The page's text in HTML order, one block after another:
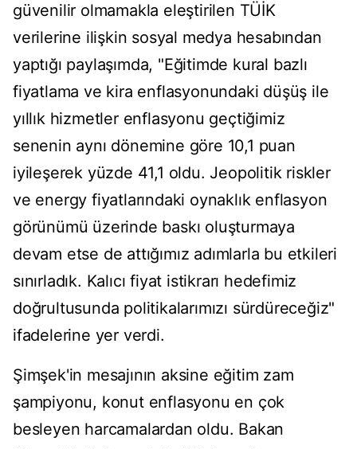
güvenilir olmamakla eleştirilen TÜİK
verilerine ilişkin sosyal medya hesabından
yaptığı paylaşımda, "Eğitimde kural bazlı
fiyatlama ve kira enflasyonundaki düşüş ile
yıllık hizmetler enflasyonu geçtiğimiz
senenin aynı dönemine göre 10,1 puan
iyileşerek yüzde 41,1 oldu. Jeopolitik riskler
ve energy fiyatlarındaki oynaklık enflasyon
görünümü üzerinde baskı oluşturmaya
devam etse de attığımız adımlarla bu etkileri
sınırladık. Kalıcı fiyat istikrarı hedefimiz
doğrultusunda politikalarımızı sürdüreceğiz"
ifadelerine yer verdi.
Şimşek'in mesajının aksine eğitim zam
şampiyonu, konut enflasyonu en çok
besleyen harcamalardan oldu. Bakan